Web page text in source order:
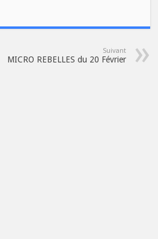
Suivant
MICRO REBELLES du 20 Février